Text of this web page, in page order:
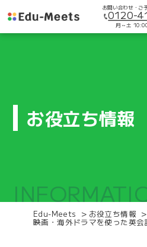
お問い合わせ・ご
0120-
月～土
お役立ち情報
Edu-Meets > お役立ち情報 >
映画・海外ドラマを使った英会